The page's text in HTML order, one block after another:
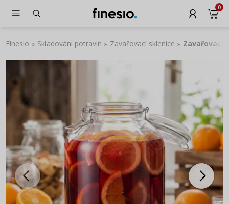
0
Finesio » Skladování potravin » Zavařovací sklenice » Zavařovací